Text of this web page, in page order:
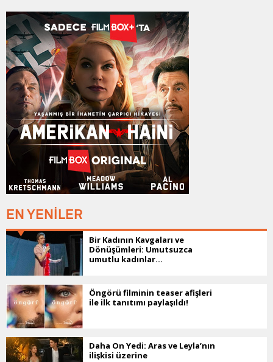
EN YENİLER
Bir Kadının Kavgaları ve
Dönüşümleri: Umutsuzca
umutlu kadınlar...
Öngörü filminin teaser afişleri
ile ilk tanıtımı paylaşıldı!
Daha On Yedi: Aras ve Leyla’nın
ilişkisi üzerine